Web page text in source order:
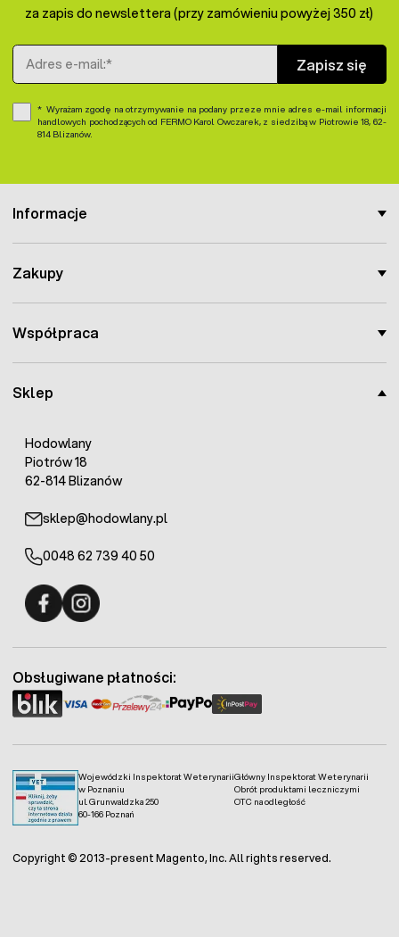
Sklep
Hodowlany
Piotrów 18
62-814 Blizanów
sklep@hodowlany.pl
0048 62 739 40 50
Informacje
Zakupy
Współpraca
za zapis do newslettera (przy zamówieniu powyżej 350 zł)
Adres e-mail
Zapisz się
Wyrażam zgodę na otrzymywanie na podany przeze mnie adres e-mail informacji
handlowych pochodzących od FERMO Karol Owczarek, z siedzibą w Piotrowie 18, 62-
814 Blizanów.
Wojewódzki Inspektorat Weterynarii
w Poznaniu
ul. Grunwaldzka 250
60-166 Poznań
Główny Inspektorat Weterynarii
Obrót produktami leczniczymi
OTC na odległość
Obsługiwane płatności:
Copyright © 2013-present Magento, Inc. All rights reserved.